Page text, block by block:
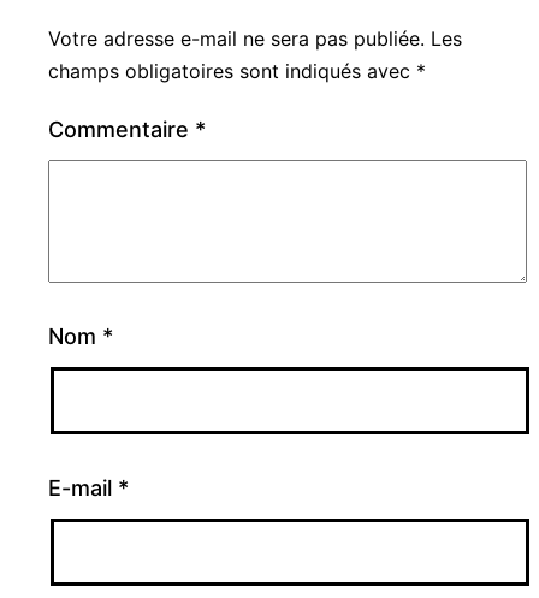
Votre adresse e-mail ne sera pas publiée. Les
champs obligatoires sont indiqués avec *
Commentaire *
Nom *
E-mail *